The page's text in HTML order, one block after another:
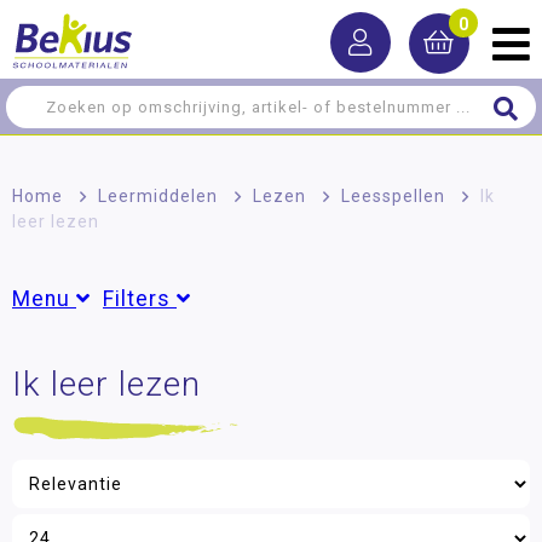
0
Home > Leermiddelen > Lezen > Leesspellen >
Ik
leer lezen
Menu Filters
Groepen
Groep 2
Groep 3(1)
Leeftijd
Ik leer lezen